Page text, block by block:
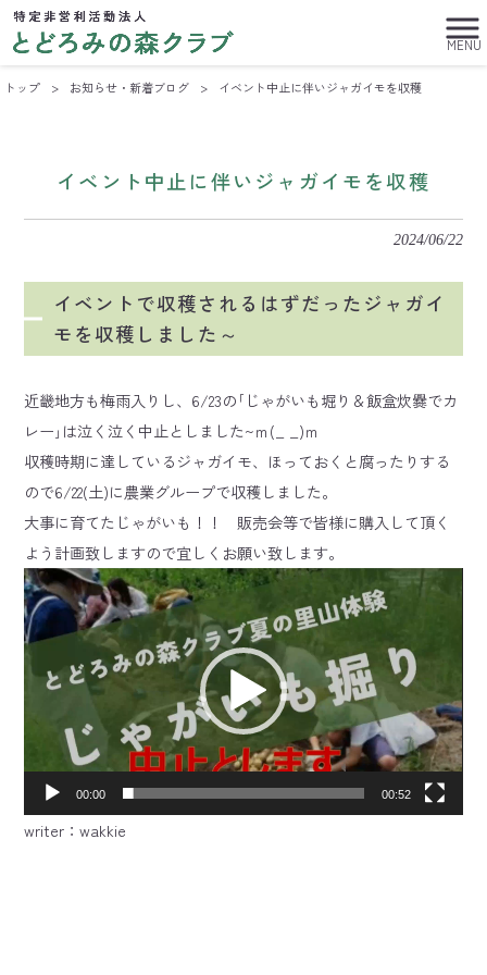
MENU
トップ > お知らせ・新着ブログ > イベント中止に伴いジャガイモを収穫
イベント中止に伴いジャガイモを収穫
2024/06/22
イベントで収穫されるはずだったジャガイ
モを収穫しました～
近畿地方も梅雨入りし、6/23の｢じゃがいも堀り＆飯盒炊爨でカ
レー｣は泣く泣く中止としました~ｍ(_ _)ｍ
収穫時期に達しているジャガイモ、ほっておくと腐ったりする
ので6/22(土)に農業グループで収穫しました。
大事に育てたじゃがいも！！ 販売会等で皆様に購入して頂く
よう計画致しますので宜しくお願い致します。
動
画
プ
レ
00:00 00:52
writer：wakkie